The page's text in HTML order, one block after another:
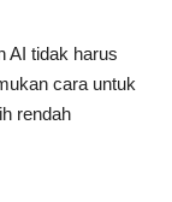
AI tidak harus
cara untuk
rendah